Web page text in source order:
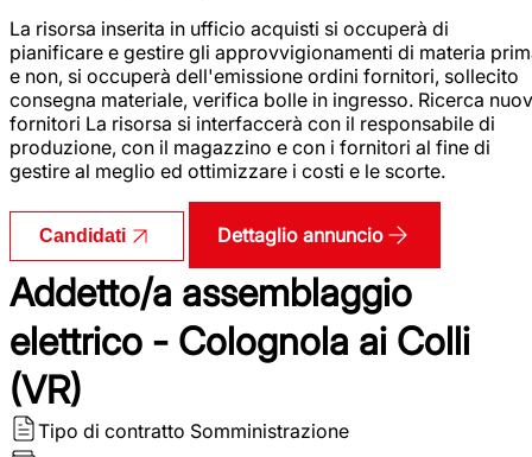
La risorsa inserita in ufficio acquisti si occuperà di
pianificare e gestire gli approvvigionamenti di materia
e non, si occuperà dell'emissione ordini fornitori, sollecito
consegna materiale, verifica bolle in ingresso. Ricerca
fornitori La risorsa si interfaccerà con il responsabile di
produzione, con il magazzino e con i fornitori al fine di
gestire al meglio ed ottimizzare i costi e le scorte.
Candidati Dettaglio annuncio
Addetto/a assemblaggio
elettrico - Colognola ai Colli
(VR)
Tipo di contratto Somministrazione